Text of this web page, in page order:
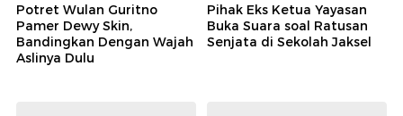
Potret Wulan Guritno
Pamer Dewy Skin,
Bandingkan Dengan Wajah
Aslinya Dulu
Pihak Eks Ketua Yayasan
Buka Suara soal Ratusan
Senjata di Sekolah Jaksel